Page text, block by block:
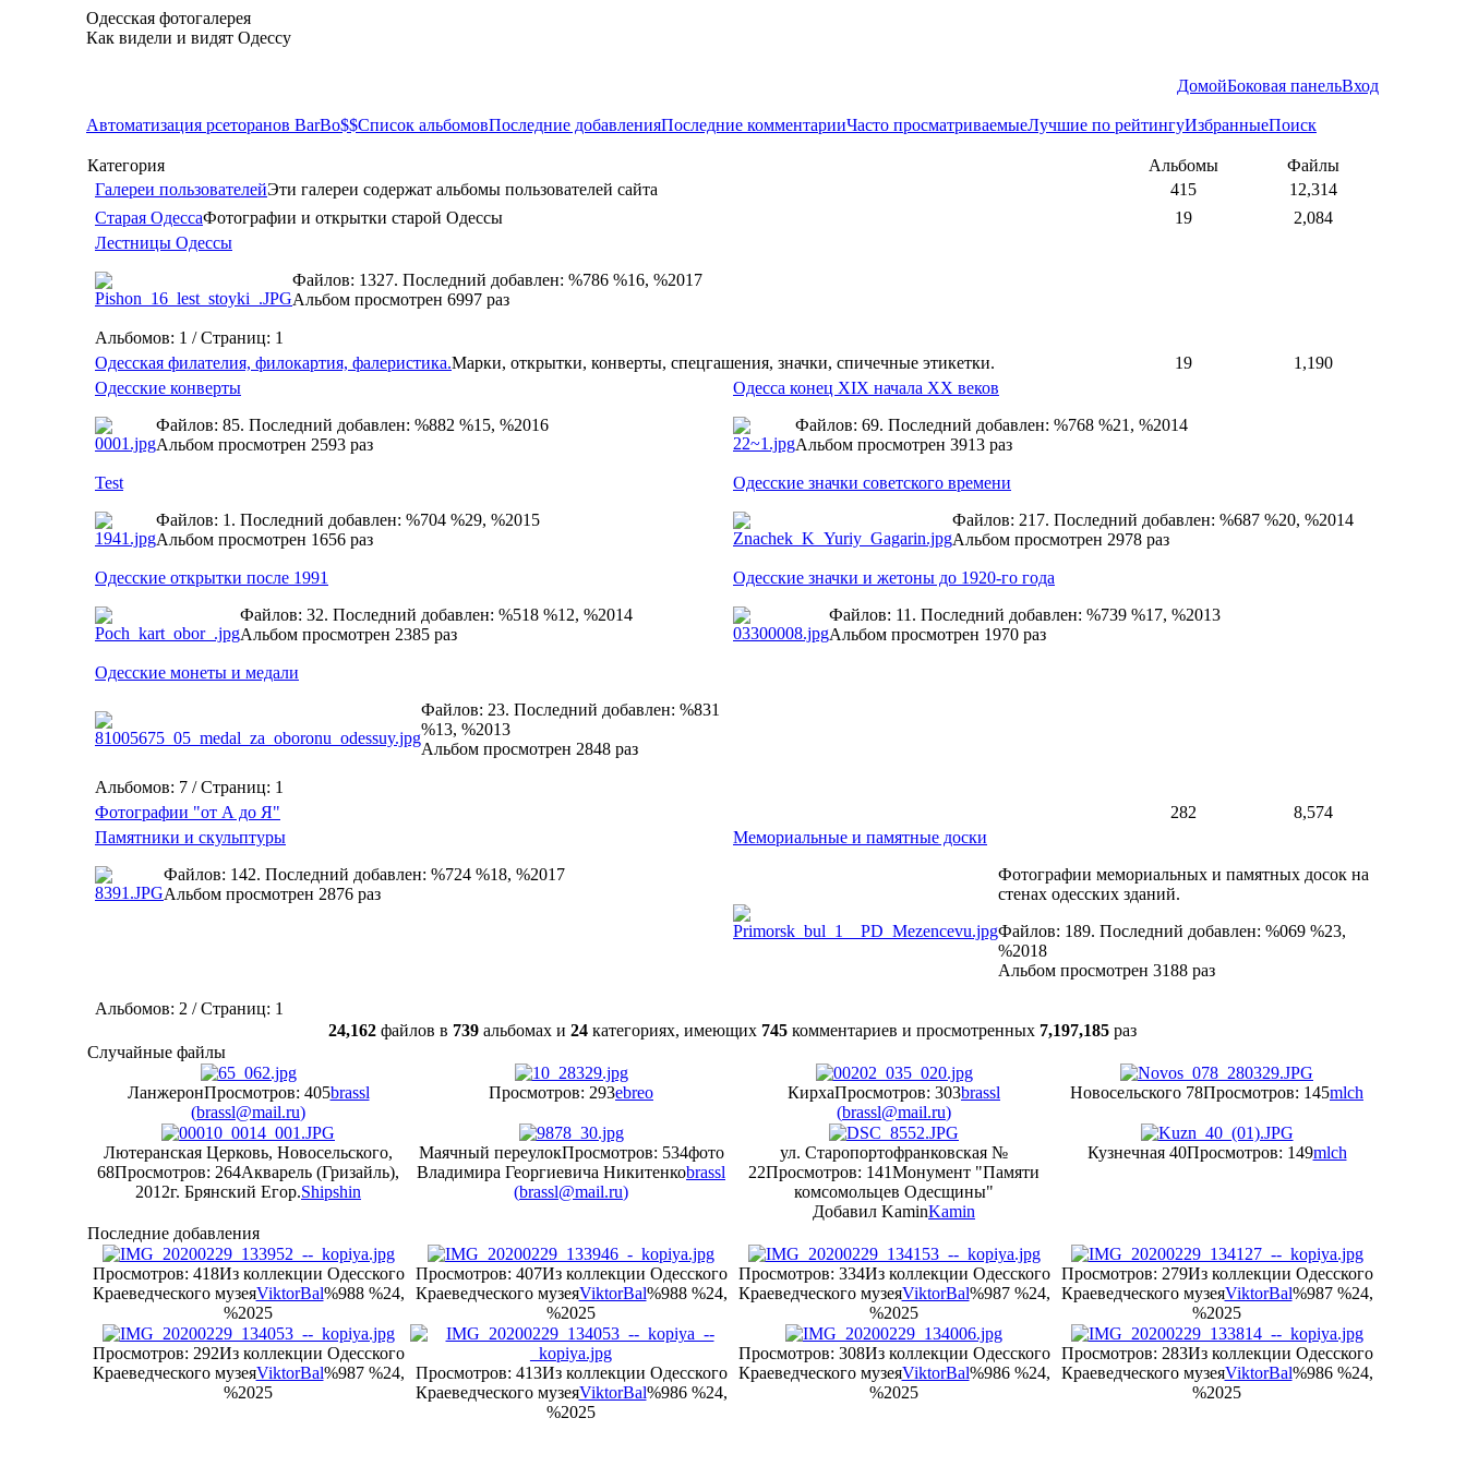
Одесская фотогалерея
Как видели и видят Одессу
ДомойБоковая панельВход
Автоматизация рсеторанов BarBo$$Список альбомовПоследние добавленияПоследние комментарииЧасто просматриваемыеЛучшие по рейтингуИзбранныеПоиск
Категория Альбомы
Файлы
Галереи пользователейЭти галереи содержат альбомы пользователей сайта 415
12,314
Старая ОдессаФотографии и открытки старой Одессы 19
2,084
Лестницы Одессы
Файлов: 1327. Последний добавлен: %786 %16, %2017
Альбом просмотрен 6997 раз
Альбомов: 1 / Страниц: 1
Одесская филателия, филокартия, фалеристика.Марки, открытки, конверты, спецгашения, значки, спичечные этикетки. 19
1,190
Одесские конверты
Файлов: 85. Последний добавлен: %882 %15, %2016
Альбом просмотрен 2593 раз
Одесса конец XIX начала ХХ веков
Файлов: 69. Последний добавлен: %768 %21, %2014
Альбом просмотрен 3913 раз
Test
Файлов: 1. Последний добавлен: %704 %29, %2015
Альбом просмотрен 1656 раз
Одесские значки советского времени
Файлов: 217. Последний добавлен: %687 %20, %2014
Альбом просмотрен 2978 раз
Одесские открытки после 1991
Файлов: 32. Последний добавлен: %518 %12, %2014
Альбом просмотрен 2385 раз
Одесские значки и жетоны до 1920-го года
Файлов: 11. Последний добавлен: %739 %17, %2013
Альбом просмотрен 1970 раз
Одесские монеты и медали
Файлов: 23. Последний добавлен: %831
%13, %2013
Альбом просмотрен 2848 раз
Альбомов: 7 / Страниц: 1
Фотографии "от А до Я"
282
8,574
Памятники и скульптуры
Файлов: 142. Последний добавлен: %724 %18, %2017
Альбом просмотрен 2876 раз
Мемориальные и памятные доски
Фотографии мемориальных и памятных досок на
стенах одесских зданий.
Файлов: 189. Последний добавлен: %069 %23,
%2018
Альбом просмотрен 3188 раз
Альбомов: 2 / Страниц: 1
24,162 файлов в 739 альбомах и 24 категориях, имеющих 745 комментариев и просмотренных 7,197,185 раз
Случайные файлы
ЛанжеронПросмотров: 405brassl
(brassl@mail.ru)
Просмотров: 293ebreo КирхаПросмотров: 303brassl
(brassl@mail.ru)
Новосельского 78Просмотров: 145mlch
Лютеранская Церковь, Новосельского,
68Просмотров: 264Акварель (Гризайль),
2012г. Брянский Егор.Shipshin
Маячный переулокПросмотров: 534фото
Владимира Георгиевича Никитенкоbrassl
(brassl@mail.ru)
ул. Старопортофранковская №
22Просмотров: 141Монумент "Памяти
комсомольцев Одесщины"
Добавил KaminKamin
Кузнечная 40Просмотров: 149mlch
Последние добавления
Просмотров: 418Из коллекции Одесского
Краеведческого музеяViktorBal%988 %24,
%2025
Просмотров: 407Из коллекции Одесского
Краеведческого музеяViktorBal%988 %24,
%2025
Просмотров: 334Из коллекции Одесского
Краеведческого музеяViktorBal%987 %24,
%2025
Просмотров: 279Из коллекции Одесского
Краеведческого музеяViktorBal%987 %24,
%2025
Просмотров: 292Из коллекции Одесского
Краеведческого музеяViktorBal%987 %24,
%2025
Просмотров: 413Из коллекции Одесского
Краеведческого музеяViktorBal%986 %24,
%2025
Просмотров: 308Из коллекции Одесского
Краеведческого музеяViktorBal%986 %24,
%2025
Просмотров: 283Из коллекции Одесского
Краеведческого музеяViktorBal%986 %24,
%2025